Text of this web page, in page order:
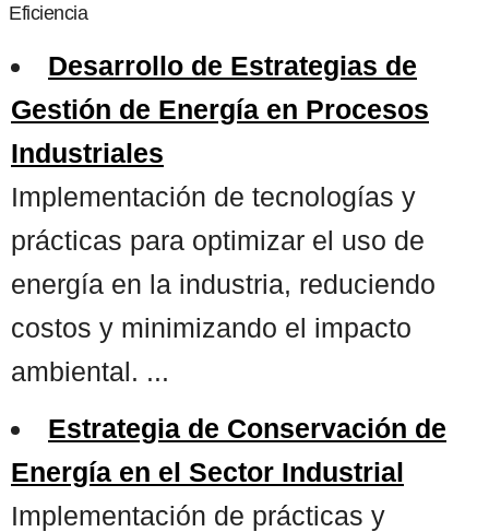
Eficiencia
Desarrollo de Estrategias de
Gestión de Energía en Procesos
Industriales
Implementación de tecnologías y
prácticas para optimizar el uso de
energía en la industria, reduciendo
costos y minimizando el impacto
ambiental. ...
Estrategia de Conservación de
Energía en el Sector Industrial
Implementación de prácticas y